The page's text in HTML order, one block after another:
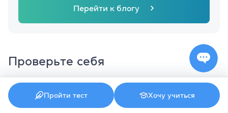
Перейти к блогу
Проверьте себя
Теперь, когда вы несколько раз посмотрели и
уже запомнили некоторые правила и
Пройти тест Хочу учиться